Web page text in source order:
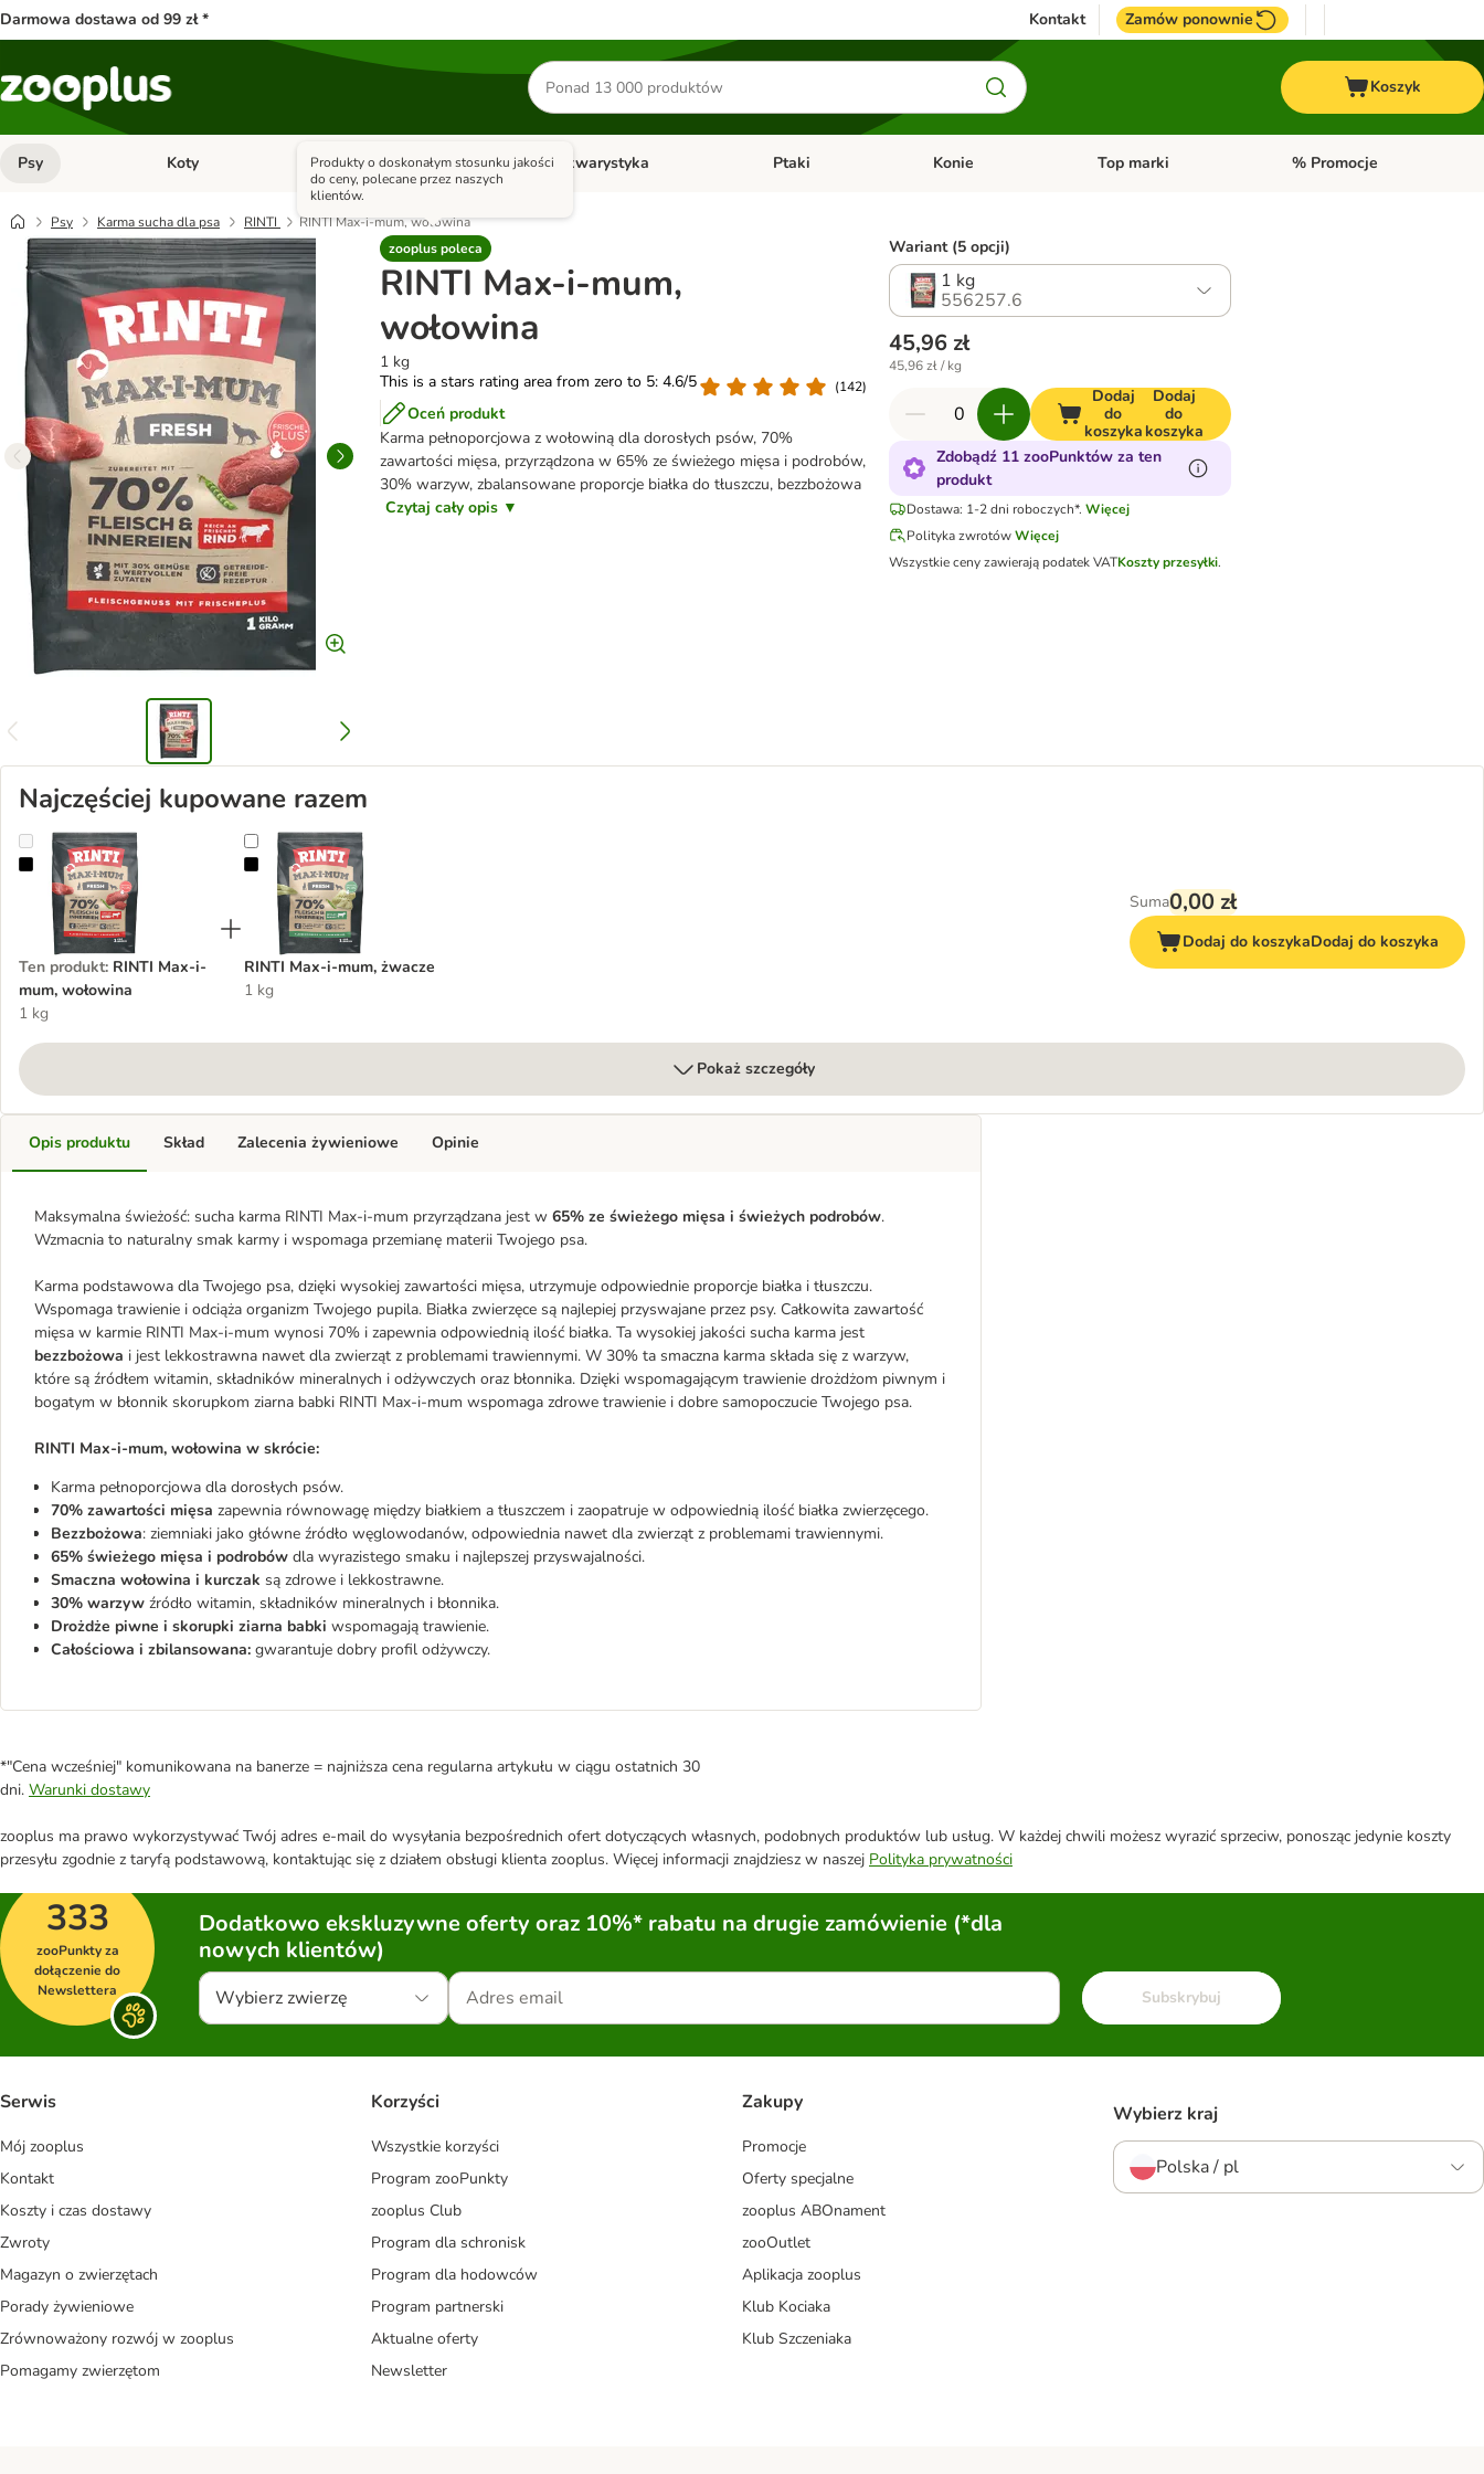
Darmowa dostawa od 99 zł * Kontakt Zamów ponownie
Szukaj
produktów
Koszyk
Psy Otwórz menu kategorii: Psy
Koty Otwórz menu kategorii: Koty
Małe zwierzęta Otwórz menu kategorii: Małe zwierzęta
Akwarystyka Otwórz menu kategorii: Akwarystyka
Ptaki Otwórz menu kategorii: Ptaki
Konie Otwórz menu kategorii: Konie
Top marki Otwórz menu kategorii: Top
% Promocje
Psy Karma sucha dla psa RINTI
RINTI Max-i-mum, wołowina
zooplus poleca
Produkty o doskonałym stosunku jakości
do ceny, polecane przez naszych
klientów.
RINTI Max-i-mum,
wołowina
1 kg
This is a stars rating area from zero to 5: 4.6/5
(142)
Oceń produkt
Karma pełnoporcjowa z wołowiną dla dorosłych psów, 70%
zawartości mięsa, przyrządzona w 65% ze świeżego mięsa i podrobów,
30% warzyw, zbalansowane proporcje białka do tłuszczu, bezzbożowa
Czytaj cały opis ▼
Wariant (5 opcji)
1 kg
556257.6
45,96 zł
45,96 zł / kg
Dodaj
do
koszyka
Dodaj
do
koszyka
Zdobądź 11 zooPunktów za ten
produkt
Dostawa: 1-2 dni roboczych*. Więcej
Polityka zwrotów Więcej
Wszystkie ceny zawierają podatek VATKoszty przesyłki.
Najczęściej kupowane razem
RINTI Max-i-mum, wołowina
Ten produkt: RINTI Max-i-
mum, wołowina
1 kg
RINTI Max-i-mum, żwacze
RINTI Max-i-mum, żwacze
1 kg
Suma0,00 zł
Dodaj do koszykaDodaj do koszyka
Pokaż szczegóły
Opis produktu
Maksymalna świeżość: sucha karma RINTI Max-i-mum przyrządzana jest w 65% ze świeżego mięsa i świeżych podrobów.
Wzmacnia to naturalny smak karmy i wspomaga przemianę materii Twojego psa.
Karma podstawowa dla Twojego psa, dzięki wysokiej zawartości mięsa, utrzymuje odpowiednie proporcje białka i tłuszczu.
Wspomaga trawienie i odciąża organizm Twojego pupila. Białka zwierzęce są najlepiej przyswajane przez psy. Całkowita zawartość
mięsa w karmie RINTI Max-i-mum wynosi 70% i zapewnia odpowiednią ilość białka. Ta wysokiej jakości sucha karma jest
bezzbożowa i jest lekkostrawna nawet dla zwierząt z problemami trawiennymi. W 30% ta smaczna karma składa się z warzyw,
które są źródłem witamin, składników mineralnych i odżywczych oraz błonnika. Dzięki wspomagającym trawienie drożdżom piwnym i
bogatym w błonnik skorupkom ziarna babki RINTI Max-i-mum wspomaga zdrowe trawienie i dobre samopoczucie Twojego psa.
RINTI Max-i-mum, wołowina w skrócie:
Karma pełnoporcjowa dla dorosłych psów.
70% zawartości mięsa zapewnia równowagę między białkiem a tłuszczem i zaopatruje w odpowiednią ilość białka zwierzęcego.
Bezzbożowa: ziemniaki jako główne źródło węglowodanów, odpowiednia nawet dla zwierząt z problemami trawiennymi.
65% świeżego mięsa i podrobów dla wyrazistego smaku i najlepszej przyswajalności.
Smaczna wołowina i kurczak są zdrowe i lekkostrawne.
30% warzyw źródło witamin, składników mineralnych i błonnika.
Drożdże piwne i skorupki ziarna babki wspomagają trawienie.
Całościowa i zbilansowana: gwarantuje dobry profil odżywczy.
Skład Zalecenia żywieniowe Opinie
*"Cena wcześniej" komunikowana na banerze = najniższa cena regularna artykułu w ciągu ostatnich 30
dni. Warunki dostawy
zooplus ma prawo wykorzystywać Twój adres e-mail do wysyłania bezpośrednich ofert dotyczących własnych, podobnych produktów lub usług. W każdej chwili możesz wyrazić sprzeciw, ponosząc jedynie koszty
przesyłu zgodnie z taryfą podstawową, kontaktując się z działem obsługi klienta zooplus. Więcej informacji znajdziesz w naszej Polityka prywatności
333
zooPunkty za
dołączenie do
Newslettera
Dodatkowo ekskluzywne oferty oraz 10%* rabatu na drugie zamówienie (*dla
nowych klientów)
Wybierz zwierzę Subskrybuj
Serwis
Mój zooplus
Kontakt
Koszty i czas dostawy
Zwroty
Magazyn o zwierzętach
Porady żywieniowe
Zrównoważony rozwój w zooplus
Pomagamy zwierzętom
Korzyści
Wszystkie korzyści
Program zooPunkty
zooplus Club
Program dla schronisk
Program dla hodowców
Program partnerski
Aktualne oferty
Newsletter
Zakupy
Promocje
Oferty specjalne
zooplus ABOnament
zooOutlet
Aplikacja zooplus
Klub Kociaka
Klub Szczeniaka
Wybierz kraj
Polska / pl